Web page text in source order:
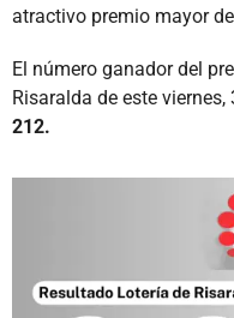
atractivo premio mayor
El número ganador del
Risaralda de este
212.